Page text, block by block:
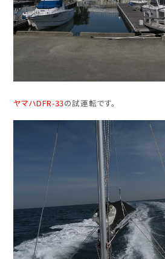
ヤマハDFR-33の試運転です。